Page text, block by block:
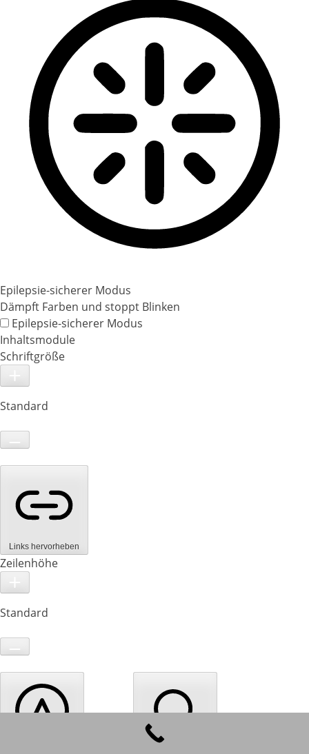
Epilepsie-sicherer Modus
Dämpft Farben und stoppt Blinken
Epilepsie-sicherer Modus
Inhaltsmodule
Schriftgröße
Standard
Links hervorheben
Zeilenhöhe
Standard